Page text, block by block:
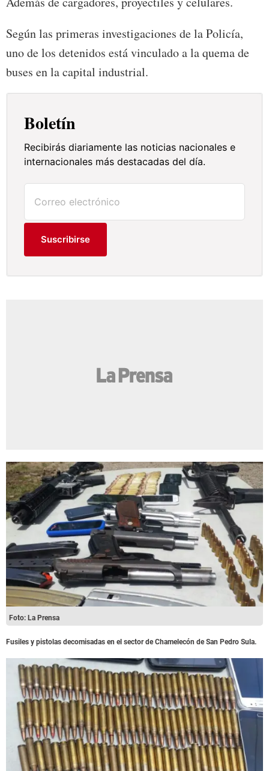
Según las primeras investigaciones de la Policía,
uno de los detenidos está vinculado a la quema de
buses en la capital industrial.
Boletín
Recibirás diariamente las noticias nacionales e
internacionales más destacadas del día.
Suscribirse
Foto: La Prensa
Fusiles y pistolas decomisadas en el sector de Chamelecón de San Pedro Sula.